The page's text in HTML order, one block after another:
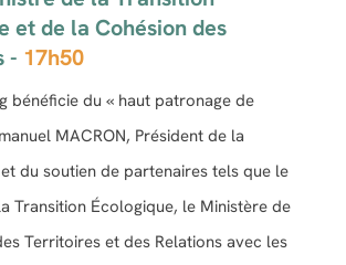
et de la Cohésion des
- 17h50
bénéficie du « haut patronage de
MACRON, Président de la
du soutien de partenaires tels que le
Transition Écologique, le Ministère de
Territoires et des Relations avec les